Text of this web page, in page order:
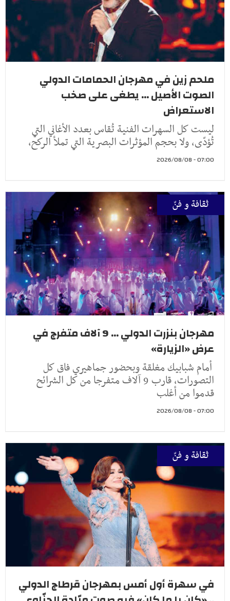
ملحم زين في مهرجان الحمامات الدولي
الصوت الأصيل ... يطغى على صخب
الاستعراض
ليست كل السهرات الفنية تُقاس بعدد الأغاني التي
تُؤدّى، ولا بحجم المؤثرات البصرية التي تملأ الركح،
07:00 - 2026/08/08
ثقافة و فنّ
مهرجان بنزرت الدولي ... 9 آلاف متفرج في
عرض «الزيارة»
أمام شبابيك مغلقة وبحضور جماهيري فاق كل
التصورات، قارب 9 آلاف متفرجا من كل الشرائح
قدموا من أغلب
07:00 - 2026/08/08
ثقافة و فنّ
في سهرة أول أمس بمهرجان قرطاج الدولي